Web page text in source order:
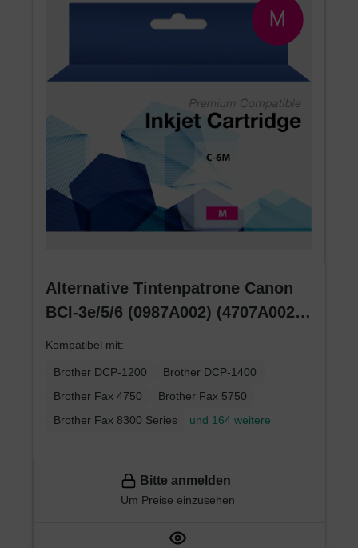
Alternative Tintenpatrone Canon
BCI-3e/5/6 (0987A002) (4707A002)
Kompatibel mit:
Brother DCP-1200
Brother DCP-1400
Brother Fax 4750
Brother Fax 5750
Brother Fax 8300 Series
und 164 weitere
Bitte anmelden
Um Preise einzusehen